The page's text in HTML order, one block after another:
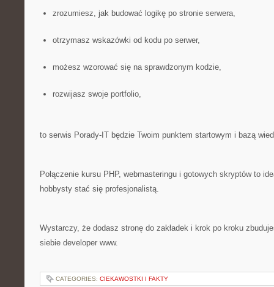
zrozumiesz, jak budować logikę po stronie serwera,
otrzymasz wskazówki od kodu po serwer,
możesz wzorować się na sprawdzonym kodzie,
rozwijasz swoje portfolio,
to serwis Porady-IT będzie Twoim punktem startowym i bazą
Połączenie kursu PHP, webmasteringu i gotowych skryptów to
hobbysty stać się profesjonalistą.
Wystarczy, że dodasz stronę do zakładek i krok po kroku
siebie developer www.
CATEGORIES: CIEKAWOSTKI I FAKTY